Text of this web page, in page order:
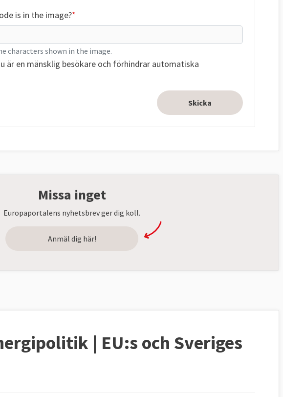
is in the image?
characters shown in the image.
är en mänsklig besökare och förhindrar automatiska
Missa inget
Europaportalens nyhetsbrev ger dig koll.
Anmäl dig här!
| EU:s och Sveriges